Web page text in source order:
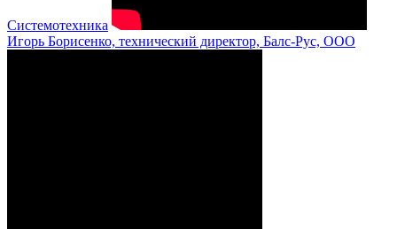
Системотехника
Игорь Борисенко, технический директор, Балс-Рус, ООО